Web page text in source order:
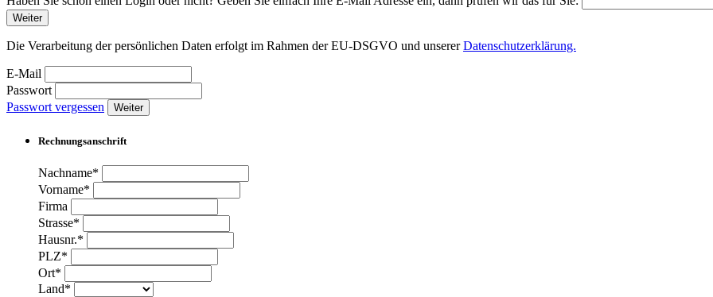
Weiter
Die Verarbeitung der persönlichen Daten erfolgt im Rahmen der EU-DSGVO und unsererDatenschutzerklärung.
E-Mail
Passwort
Passwort vergessen
Weiter
Rechnungsanschrift
Nachname*
Vorname*
Firma
Strasse*
Hausnr.*
PLZ*
Ort*
Land*